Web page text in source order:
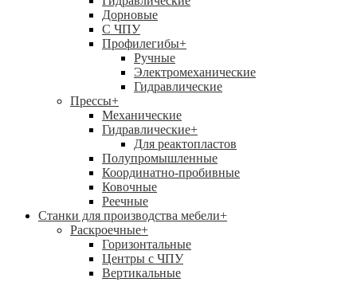
Дорновые
С ЧПУ
Профилегибы+
Ручные
Электромеханические
Гидравлические
Прессы+
Механические
Гидравлические+
Для реактопластов
Полупромышленные
Координатно-пробивные
Ковочные
Реечные
Станки для производства мебели+
Раскроечные+
Горизонтальные
Центры с ЧПУ
Вертикальные